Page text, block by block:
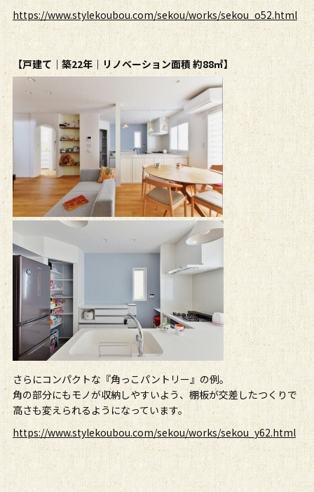
https://www.stylekoubou.com/sekou/works/sekou_o52.html
【戸建て｜築22年｜リノベーション面積 約88㎡】
さらにコンパクトな『角っこパントリー』の例。
角の部分にもモノが収納しやすいよう、棚板が交差したつくりで
高さも変えられるようになっています。
https://www.stylekoubou.com/sekou/works/sekou_y62.html